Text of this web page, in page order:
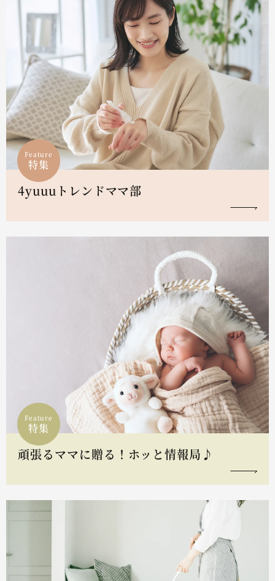
Feature
特集
4yuuuトレンドママ部
Feature
特集
頑張るママに贈る！ホッと情報局♪